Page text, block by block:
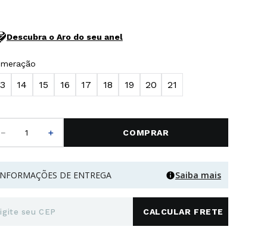
Descubra o Aro do seu anel
14 15 16 17 18 19 20 21
＋ COMPRAR
DE ENTREGA Saiba mais